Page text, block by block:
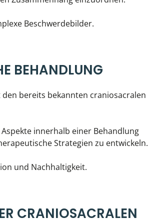
Beschwerdebilder.
BEHANDLUNG
bereits bekannten craniosacralen
innerhalb einer Behandlung
Strategien zu entwickeln.
und Nachhaltigkeit.
CRANIOSACRALEN